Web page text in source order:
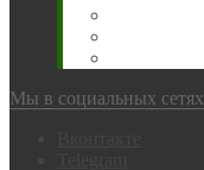
Мы в социальных сетях